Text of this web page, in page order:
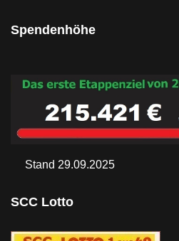
Spendenhöhe
Stand 29.09.2025
SCC Lotto